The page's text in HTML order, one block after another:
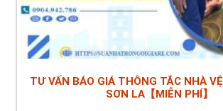
TƯ VẤN BÁO GIÁ THÔNG TẮC NHÀ
SƠN LA【MIỄN PHÍ】